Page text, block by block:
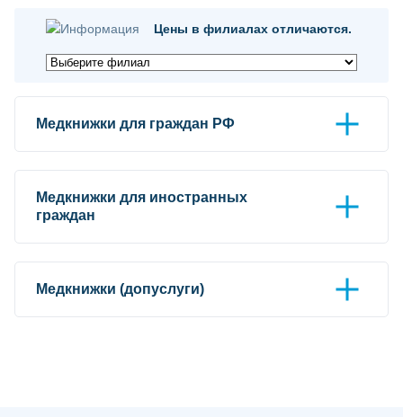
Цены в филиалах отличаются.
Медкнижки для граждан РФ
Медкнижки для иностранных
граждан
Медкнижки (допуслуги)